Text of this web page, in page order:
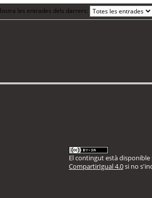
les entrades dels darrers:
El contingut està disponible
CompartirIgual 4.0si no